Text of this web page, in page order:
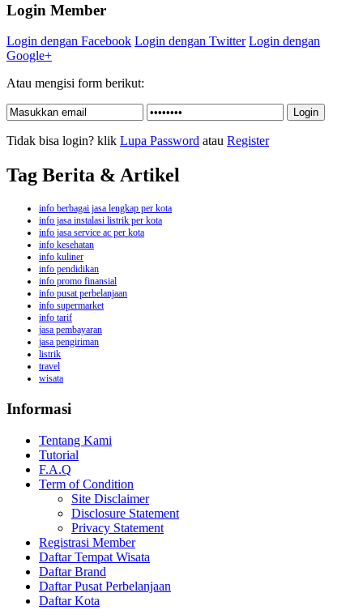
Login Member
Login dengan Facebook Login dengan Twitter Login dengan
Google+
Atau mengisi form berikut:
Tidak bisa login? klik Lupa Password atau Register
Tag Berita & Artikel
info berbagai jasa lengkap per kota
info jasa instalasi listrik per kota
info jasa service ac per kota
info kesehatan
info kuliner
info pendidikan
info promo finansial
info pusat perbelanjaan
info supermarket
info tarif
jasa pembayaran
jasa pengiriman
listrik
travel
wisata
Informasi
Tentang Kami
Tutorial
F.A.Q
Term of Condition
Site Disclaimer
Disclosure Statement
Privacy Statement
Registrasi Member
Daftar Tempat Wisata
Daftar Brand
Daftar Pusat Perbelanjaan
Daftar Kota